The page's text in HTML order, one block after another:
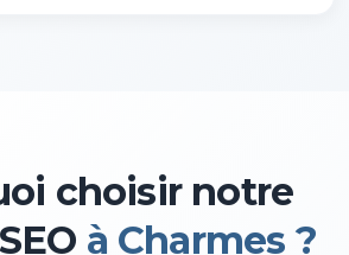
choisir notre
à Charmes ?